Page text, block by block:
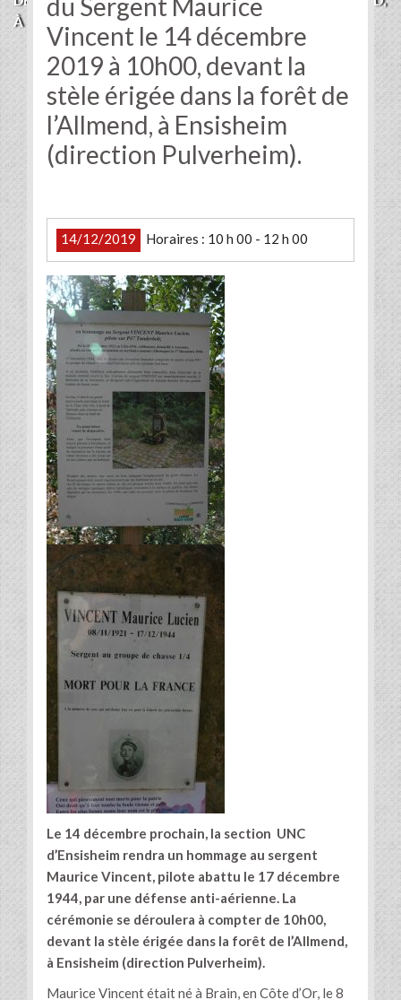
À ENSISHEIM (DIRECTION PULVERHEIM).
du Sergent Maurice
Vincent le 14 décembre
2019 à 10h00, devant la
stèle érigée dans la forêt de
l’Allmend, à Ensisheim
(direction Pulverheim).
14/12/2019 Horaires : 10 h 00 - 12 h 00
Le 14 décembre prochain, la section UNC
d’Ensisheim rendra un hommage au sergent
Maurice Vincent, pilote abattu le 17 décembre
1944, par une défense anti-aérienne. La
cérémonie se déroulera à compter de 10h00,
devant la stèle érigée dans la forêt de l’Allmend,
à Ensisheim (direction Pulverheim).
Maurice Vincent était né à Brain, en Côte d’Or, le 8